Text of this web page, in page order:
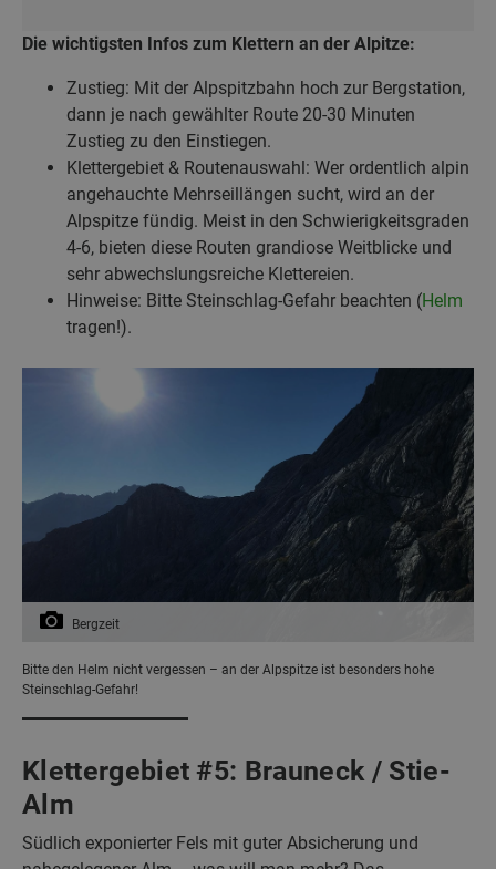
Die wichtigsten Infos zum Klettern an der Alpitze:
Zustieg: Mit der Alpspitzbahn hoch zur Bergstation,
dann je nach gewählter Route 20-30 Minuten
Zustieg zu den Einstiegen.
Klettergebiet & Routenauswahl: Wer ordentlich alpin
angehauchte Mehrseillängen sucht, wird an der
Alpspitze fündig. Meist in den Schwierigkeitsgraden
4-6, bieten diese Routen grandiose Weitblicke und
sehr abwechslungsreiche Klettereien.
Hinweise: Bitte Steinschlag-Gefahr beachten (Helm
tragen!).
Bergzeit
Bitte den Helm nicht vergessen – an der Alpspitze ist besonders hohe
Steinschlag-Gefahr!
Klettergebiet #5: Brauneck / Stie-
Alm
Südlich exponierter Fels mit guter Absicherung und